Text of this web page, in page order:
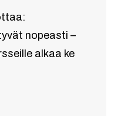
nopeasti –
alkaa ke